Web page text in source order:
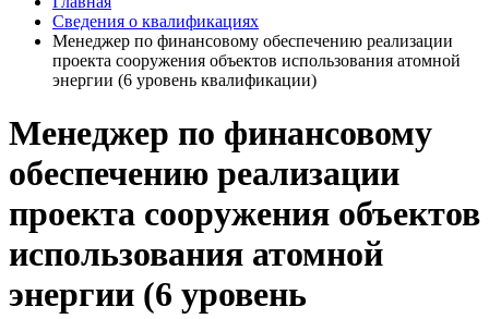
Сведения о квалификациях
Менеджер по финансовому обеспечению реализации
проекта сооружения объектов использования атомной
энергии (6 уровень квалификации)
Менеджер по финансовому
обеспечению реализации
проекта сооружения объектов
использования атомной
энергии (6 уровень